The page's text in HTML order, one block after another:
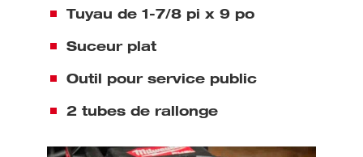
Tuyau de 1-7/8 pi x 9 po
Suceur plat
Outil pour service public
2 tubes de rallonge